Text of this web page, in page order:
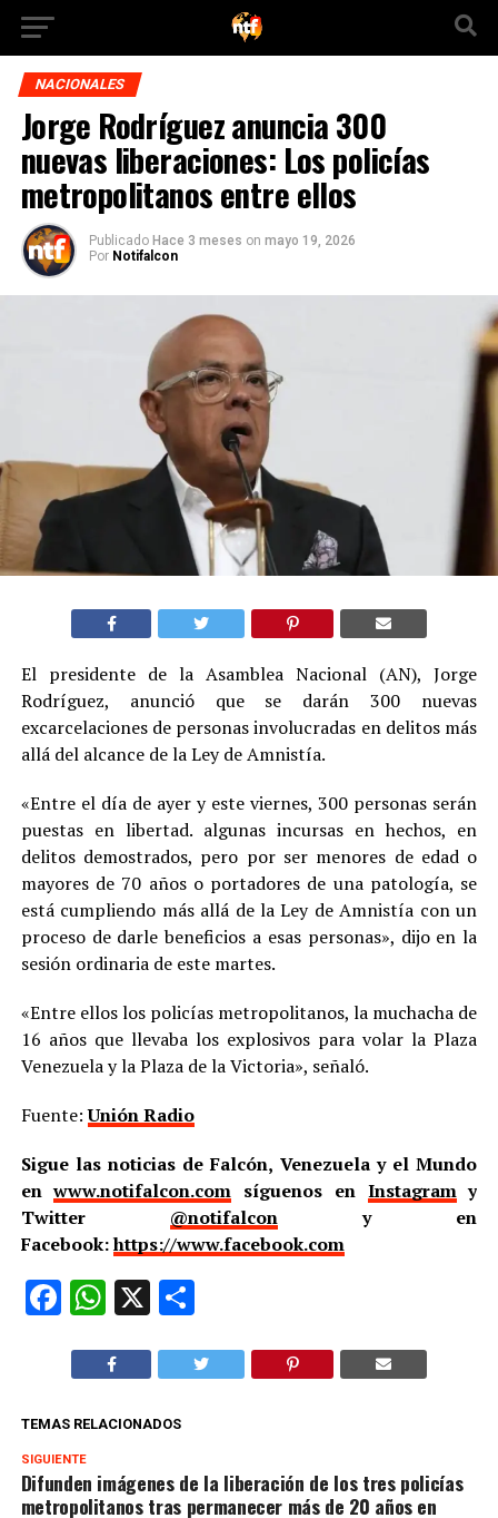
NACIONALES
Jorge Rodríguez anuncia 300
nuevas liberaciones: Los policías
metropolitanos entre ellos
Publicado Hace 3 meses on mayo 19, 2026
Por Notifalcon
El presidente de la Asamblea Nacional (AN), Jorge
Rodríguez, anunció que se darán 300 nuevas
excarcelaciones de personas involucradas en delitos más
allá del alcance de la Ley de Amnistía.
«Entre el día de ayer y este viernes, 300 personas serán
puestas en libertad. algunas incursas en hechos, en
delitos demostrados, pero por ser menores de edad o
mayores de 70 años o portadores de una patología, se
está cumpliendo más allá de la Ley de Amnistía con un
proceso de darle beneficios a esas personas», dijo en la
sesión ordinaria de este martes.
«Entre ellos los policías metropolitanos, la muchacha de
16 años que llevaba los explosivos para volar la Plaza
Venezuela y la Plaza de la Victoria», señaló.
Fuente:Unión Radio
Sigue las noticias de Falcón, Venezuela y el Mundo
enwww.notifalcon.com síguenos en Instagramy
Twitter @notifalcony en
Facebook:https://www.facebook.com
Facebook
WhatsApp
X Compartir
TEMAS RELACIONADOS
SIGUIENTE
Difunden imágenes de la liberación de los tres policías
metropolitanos tras permanecer más de 20 años en